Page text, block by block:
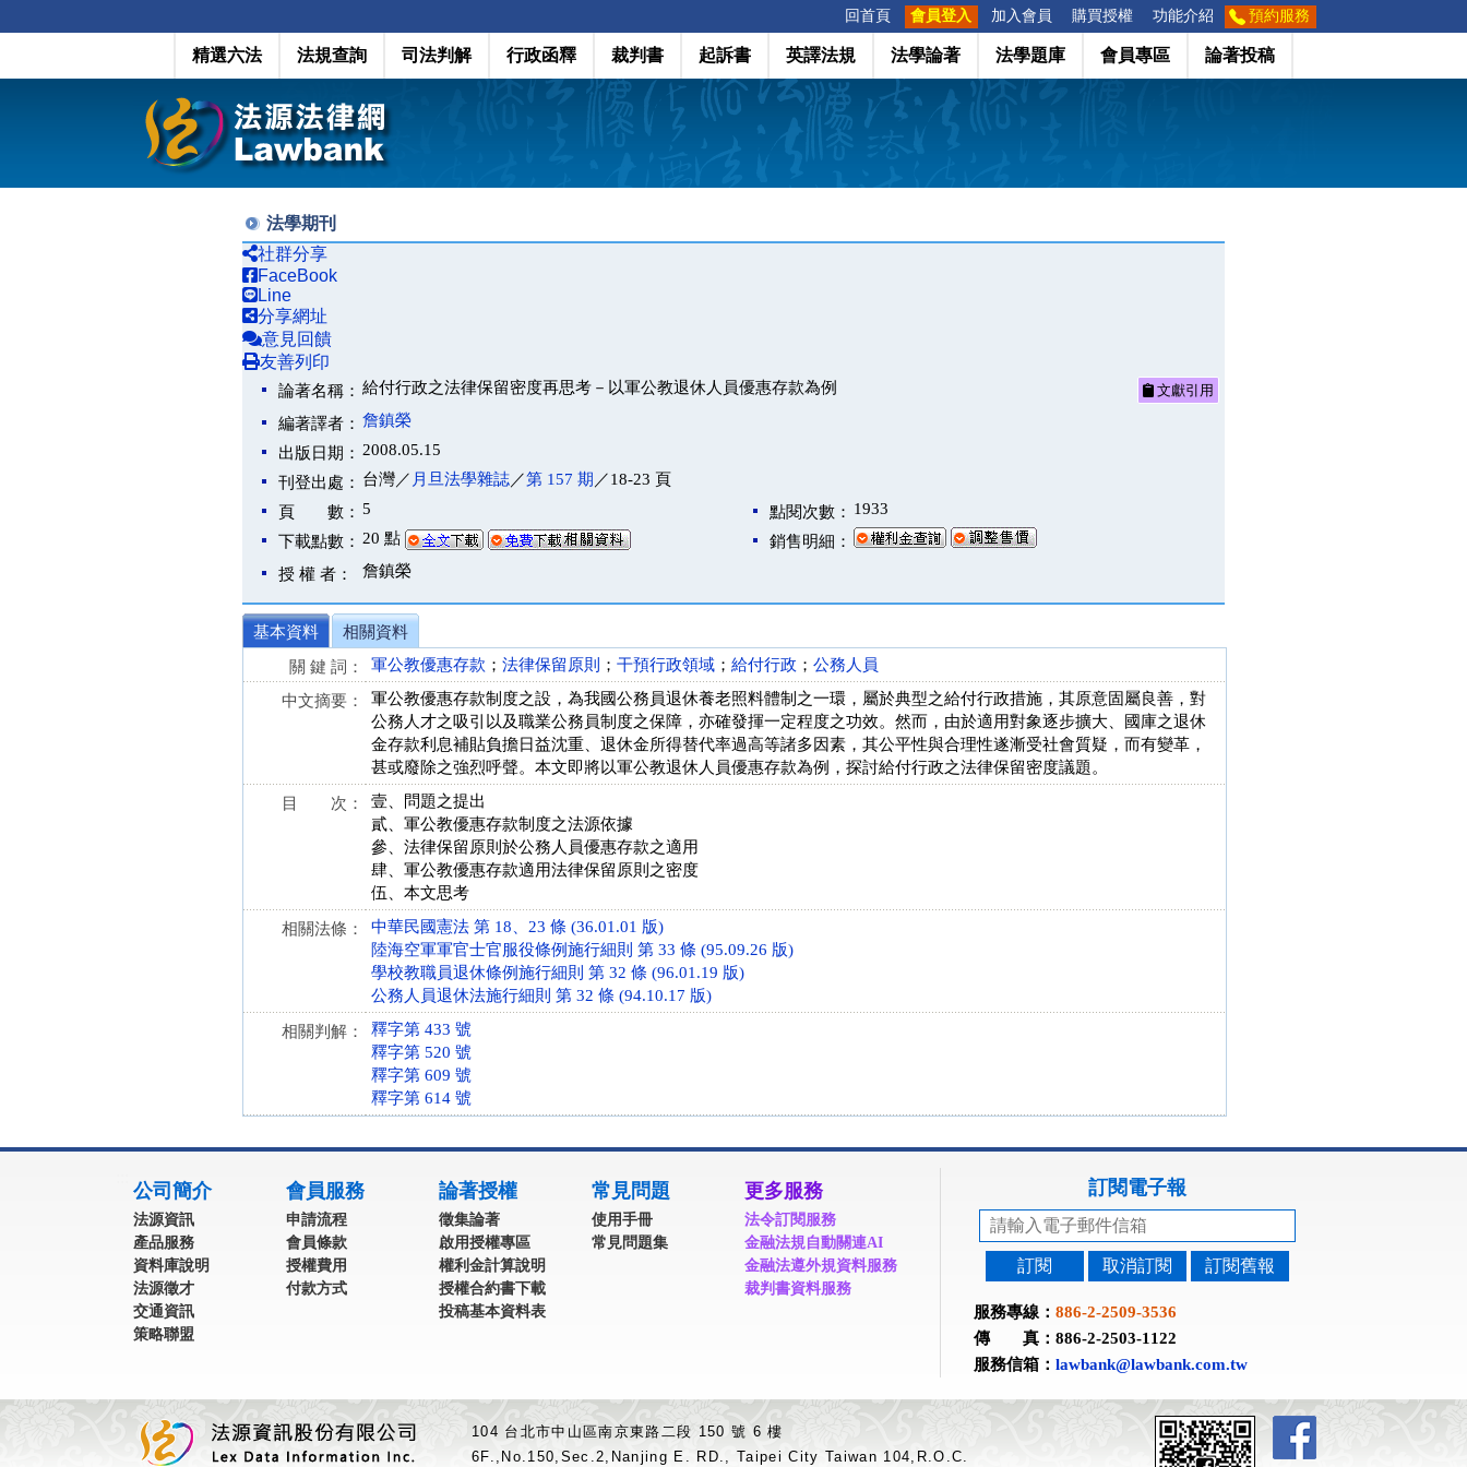
回首頁 會員登入 加入會員 購買授權 功能介紹 預約服務
精選六法 法規查詢 司法判解 行政函釋 裁判書 起訴書 英譯法規 法學論著 法學題庫 會員專區 論著投稿
法學期刊
社群分享
FaceBook
Line
分享網址
意見回饋
友善列印
論著名稱： 給付行政之法律保留密度再思考－以軍公教退休人員優惠存款為例 文獻引用
編著譯者： 詹鎮榮
出版日期： 2008.05.15
刊登出處： 台灣／ 月旦法學雜誌／第 157 期 ／18-23 頁
頁 數： 5 點閱次數： 1933
下載點數： 20 點
銷售明細：
授 權 者：
詹鎮榮
基本資料
相關資料
關 鍵 詞：
軍公教優惠存款 ； 法律保留原則 ； 干預行政領域 ； 給付行政 ； 公務人員
中文摘要：
軍公教優惠存款制度之設，為我國公務員退休養老照料體制之一環，屬於典型之給付行政措施，其原意固屬良善，對
公務人才之吸引以及職業公務員制度之保障，亦確發揮一定程度之功效。然而，由於適用對象逐步擴大、國庫之退休
金存款利息補貼負擔日益沈重、退休金所得替代率過高等諸多因素，其公平性與合理性遂漸受社會質疑，而有變革，
甚或廢除之強烈呼聲。本文即將以軍公教退休人員優惠存款為例，探討給付行政之法律保留密度議題。
目 次：
壹、問題之提出
貳、軍公教優惠存款制度之法源依據
參、法律保留原則於公務人員優惠存款之適用
肆、軍公教優惠存款適用法律保留原則之密度
伍、本文思考
相關法條：
中華民國憲法 第 18、23 條 (36.01.01 版)
陸海空軍軍官士官服役條例施行細則 第 33 條 (95.09.26 版)
學校教職員退休條例施行細則 第 32 條 (96.01.19 版)
公務人員退休法施行細則 第 32 條 (94.10.17 版)
相關判解：
釋字第 433 號
釋字第 520 號
釋字第 609 號
釋字第 614 號
公司簡介
法源資訊
產品服務
資料庫說明
法源徵才
交通資訊
策略聯盟
會員服務
申請流程
會員條款
授權費用
付款方式
論著授權
徵集論著
啟用授權專區
權利金計算說明
授權合約書下載
投稿基本資料表
常見問題
使用手冊
常見問題集
更多服務
法令訂閱服務
金融法規自動關連AI
金融法遵外規資料服務
裁判書資料服務
訂閱電子報
訂閱 取消訂閱 訂閱舊報
服務專線： 886-2-2509-3536
傳 真：886-2-2503-1122
服務信箱： lawbank@lawbank.com.tw
104 台北市中山區南京東路二段 150 號 6 樓
6F.,No.150,Sec.2,Nanjing E. RD., Taipei City Taiwan 104,R.O.C.